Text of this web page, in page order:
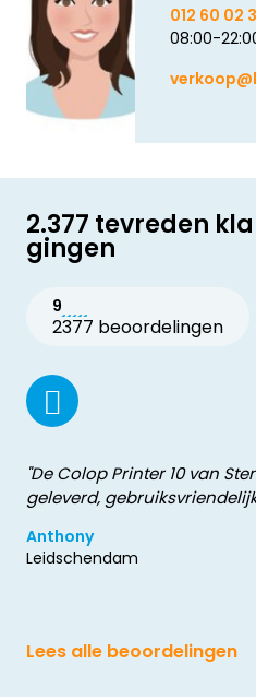
012 60 02
08:00-
2.377 tevreden
gingen
9
2377 beoordelingen
"De Colop Printer 10 van
geleverd,
Anthony
Leidschendam
Lees alle beoordelingen